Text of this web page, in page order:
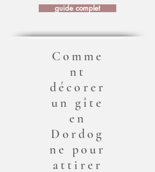
guide complet
Comme
nt
décorer
un gîte
en
Dordog
ne pour
attirer